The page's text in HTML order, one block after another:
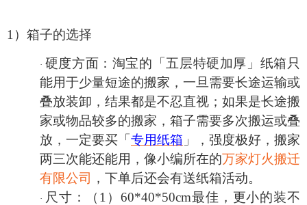
1）箱子的选择
· 硬度方面 ：淘宝的「五层特硬加厚」 纸箱只
能用于少量短途的搬家，一旦需要长途运输或
叠放装卸，结果都是不忍直视 ；如果是长途搬
家或物品较多的搬家 ，箱子需要多次搬运或叠
放 ，一定要买「专用纸箱 」，强度极好，搬家
两三次能还能用 ， 像小编所在的万家灯火搬迁
有限公司 ，下单后还会有送纸箱活动。
· 尺寸： （ 1 ）60*40*50cm最佳，更小的装不